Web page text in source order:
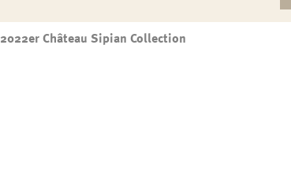
2022er Château Sipian Collection